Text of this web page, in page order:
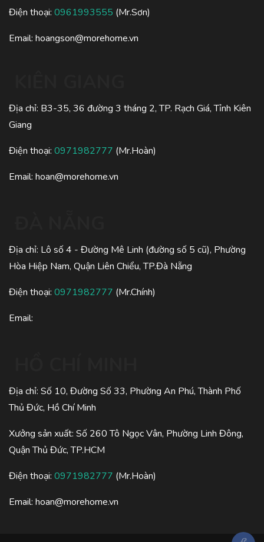
Điện thoại: 0961993555 (Mr.Sơn)
Email: hoangson@morehome.vn
Địa chỉ: B3-35, 36 đường 3 tháng 2, TP. Rạch Giá, Tỉnh Kiên
Giang
Điện thoại: 0971982777 (Mr.Hoàn)
Email: hoan@morehome.vn
Địa chỉ: Lô số 4 - Đường Mê Linh (đường số 5 cũ), Phường
Hòa Hiệp Nam, Quận Liên Chiểu, TP.Đà Nẵng
Điện thoại: 0971982777 (Mr.Chính)
Email:
Địa chỉ: Số 10, Đường Số 33, Phường An Phú, Thành Phố
Thủ Đức, Hồ Chí Minh
Xưởng sản xuất: Số 260 Tô Ngọc Vân, Phường Linh Đông,
Quận Thủ Đức, TP.HCM
Điện thoại: 0971982777 (Mr.Hoàn)
Email: hoan@morehome.vn